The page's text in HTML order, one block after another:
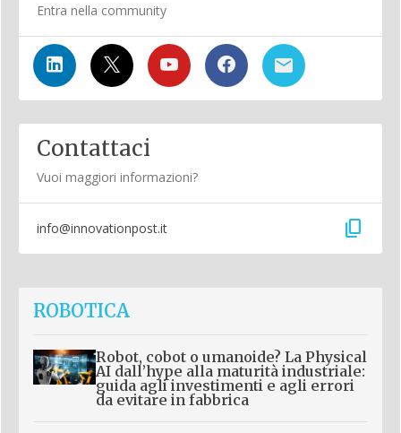
Entra nella community
Contattaci
Vuoi maggiori informazioni?
info@innovationpost.it content_copy
ROBOTICA
Robot, cobot o umanoide? La Physical
AI dall’hype alla maturità industriale:
guida agli investimenti e agli errori
da evitare in fabbrica